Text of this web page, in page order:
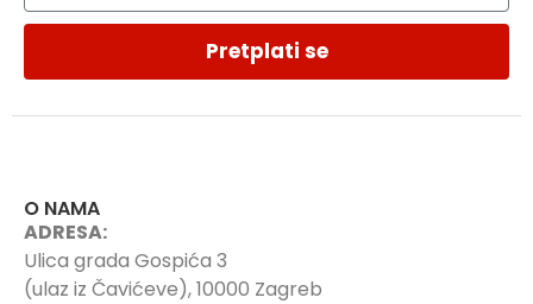
Pretplati se
O NAMA
ADRESA:
Ulica grada Gospića 3
(ulaz iz Čavićeve), 10000 Zagreb